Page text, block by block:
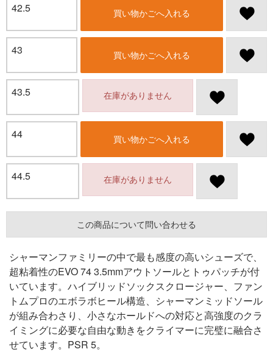
42.5 買い物かごへ入れる
43 買い物かごへ入れる
43.5 在庫がありません
44 買い物かごへ入れる
44.5 在庫がありません
この商品について問い合わせる
シャーマンファミリーの中で最も感度の高いシューズで、
超粘着性のEVO 74 3.5mmアウトソールとトゥパッチが付
いています。ハイブリッドソックスクロージャー、ファン
トムプロのエボラボヒール構造、シャーマンミッドソール
が組み合わさり、小さなホールドへの対応と高強度のクラ
イミングに必要な自由な動きをクライマーに完璧に融合さ
せています。PSR 5。